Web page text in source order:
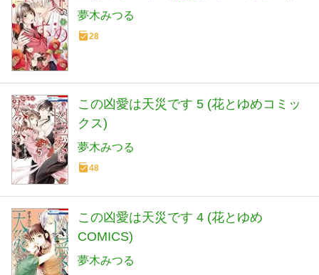
夢木みつる
28
この凶愛は天災です 5 (花とゆめコミッ
クス)
夢木みつる
48
この凶愛は天災です 4 (花とゆめ
COMICS)
夢木みつる